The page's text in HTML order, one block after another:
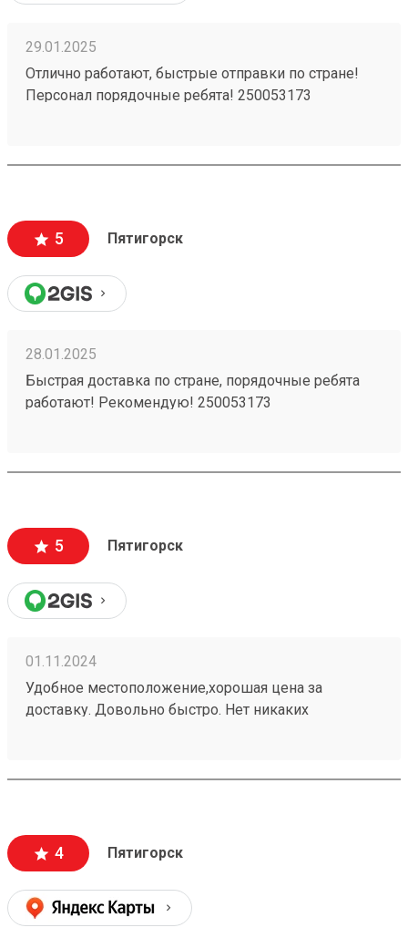
29.01.2025
Отлично работают, быстрые отправки по стране!
Персонал порядочные ребята! 250053173
5 Пятигорск
28.01.2025
Быстрая доставка по стране, порядочные ребята
работают! Рекомендую! 250053173
5 Пятигорск
01.11.2024
Удобное местоположение,хорошая цена за
доставку. Довольно быстро. Нет никаких
4 Пятигорск